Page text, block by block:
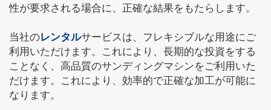
性が要求される場合に、正確な結果をもたらします。
当社のレンタルサービスは、フレキシブルな用途にご
利用いただけます。これにより、長期的な投資をする
ことなく、高品質のサンディングマシンをご利用いた
だけます。これにより、効率的で正確な加工が可能に
なります。